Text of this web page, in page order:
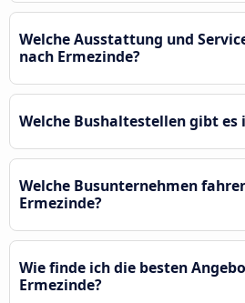
Welche Ausstattung und
nach Ermezinde?
Welche Bushaltestellen gibt es
Welche Busunternehmen
Ermezinde?
Wie finde ich die besten
Ermezinde?